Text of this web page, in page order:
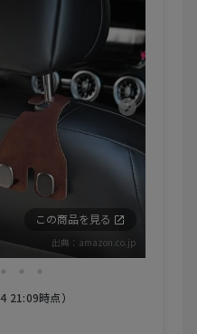
この商品を見る
出典： amazon.co.jp
時点）